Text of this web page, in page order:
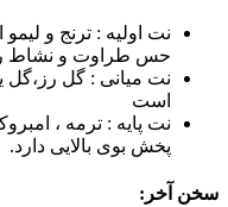
نت اولیه : ترنج و
حس طراوت و نشاط
نت میانی : گل
است
نت پایه : ترمه ،
پخش بوی بالایی دارد.
سخن آخر: